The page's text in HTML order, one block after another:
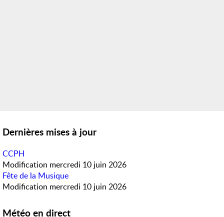
Dernières mises à jour
CCPH
Modification mercredi 10 juin 2026
Fête de la Musique
Modification mercredi 10 juin 2026
Météo en direct